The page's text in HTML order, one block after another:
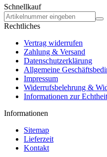
Schnellkauf
Rechtliches
Vertrag widerrufen
Zahlung & Versand
Datenschutzerklärung
Allgemeine
Impressum
Widerrufsbelehrung &
Informationen zur
Informationen
Sitemap
Lieferzeit
Kontakt